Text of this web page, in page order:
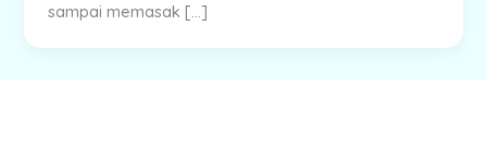
sampai memasak […]